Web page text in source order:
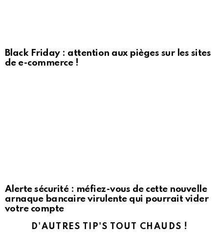
Black Friday : attention aux pièges sur les sites
de e-commerce !
Alerte sécurité : méfiez-vous de cette nouvelle
arnaque bancaire virulente qui pourrait vider
votre compte
D'AUTRES TIP'S TOUT CHAUDS !